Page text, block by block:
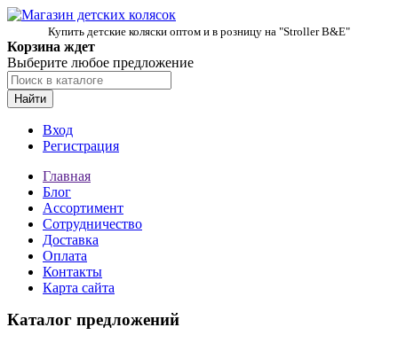
Купить детские коляски оптом и в розницу на "Stroller B&E"
Корзина ждет
Выберите любое предложение
Найти
Вход
Регистрация
Главная
Блог
Ассортимент
Сотрудничество
Доставка
Оплата
Контакты
Карта сайта
Каталог предложений